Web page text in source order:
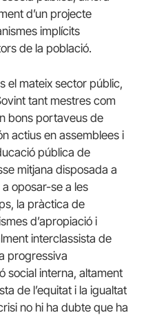
d’un projecte
implícits
de la població.
el mateix sector públic,
tant mestres com
bons portaveus de
actius en assemblees i
pública de
mitjana disposada a
oposar-se a les
la pràctica de
d’apropiació i
interclassista de
progressiva
social interna, altament
de l’equitat i la igualtat
no hi ha dubte que ha